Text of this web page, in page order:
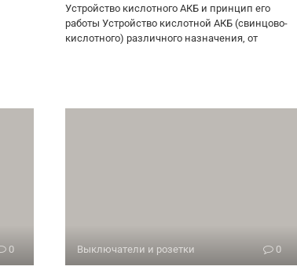
Устройство кислотного АКБ и принцип его
работы Устройство кислотной АКБ (свинцово-
кислотного) различного назначения, от
0 Выключатели и розетки 0